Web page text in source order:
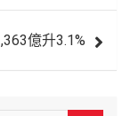
億升3.1%